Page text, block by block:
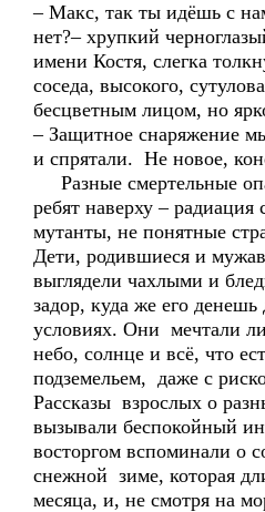
– Макс, так ты идёшь с
нет?– хрупкий
имени Костя, слегка
соседа, высокого,
бесцветным лицом, но
– Защитное снаряжение
и спрятали. Не новое,
Разные смертельные
ребят наверху –
мутанты, не понятные
Дети, родившиеся и
выглядели чахлыми и
задор, куда же его денешь
условиях. Они мечтали
небо, солнце и всё, что
подземельем, даже с
Рассказы взрослых о
вызывали беспокойный
восторгом вспоминали о
снежной зиме, которая
месяца, и, не смотря на